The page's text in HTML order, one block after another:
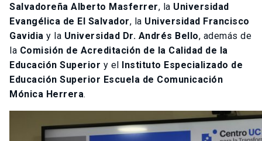
Salvadoreña Alberto Masferrer, la Universidad
Evangélica de El Salvador, la Universidad Francisco
Gavidia y la Universidad Dr. Andrés Bello, además de
la Comisión de Acreditación de la Calidad de la
Educación Superior y el Instituto Especializado de
Educación Superior Escuela de Comunicación
Mónica Herrera.